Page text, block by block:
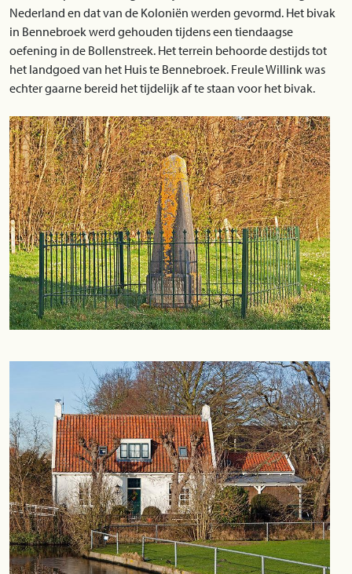
Nederland en dat van de Koloniën werden gevormd. Het bivak
in Bennebroek werd gehouden tijdens een tiendaagse
oefening in de Bollenstreek. Het terrein behoorde destijds tot
het landgoed van het Huis te Bennebroek. Freule Willink was
echter gaarne bereid het tijdelijk af te staan voor het bivak.